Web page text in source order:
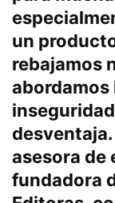
un
rebajamos
abordamos
asesora de
fundadora